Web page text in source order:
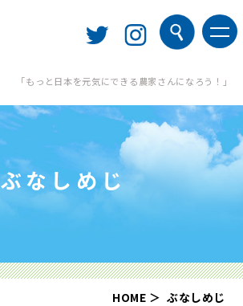
「もっと日本を元気にできる農家さんになろう！」
ぶなしめじ
HOME ぶなしめじ